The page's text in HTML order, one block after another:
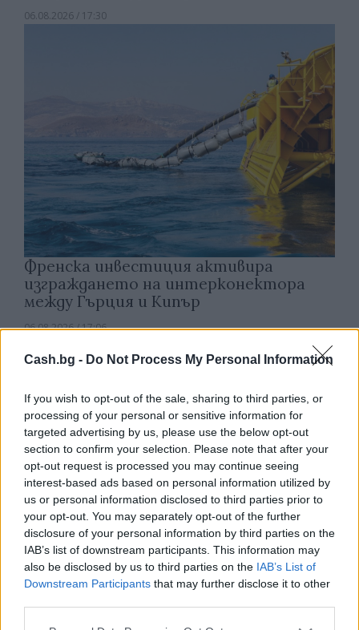
Cash.bg - Do Not Process My Personal Information
If you wish to opt-out of the sale, sharing to third parties, or
processing of your personal or sensitive information for
targeted advertising by us, please use the below opt-out
section to confirm your selection. Please note that after your
opt-out request is processed you may continue seeing
interest-based ads based on personal information utilized by
us or personal information disclosed to third parties prior to
your opt-out. You may separately opt-out of the further
disclosure of your personal information by third parties on the
IAB’s list of downstream participants. This information may
also be disclosed by us to third parties on the IAB’s List of
Downstream Participants that may further disclose it to other
06.08.2026 / 17:30
Френска инвестиция активира
изграждането на интерконектора
между Гърция и Кипър
06.08.2026 / 17:06
Износът на електромобили от Китай
е нараснал със 120%